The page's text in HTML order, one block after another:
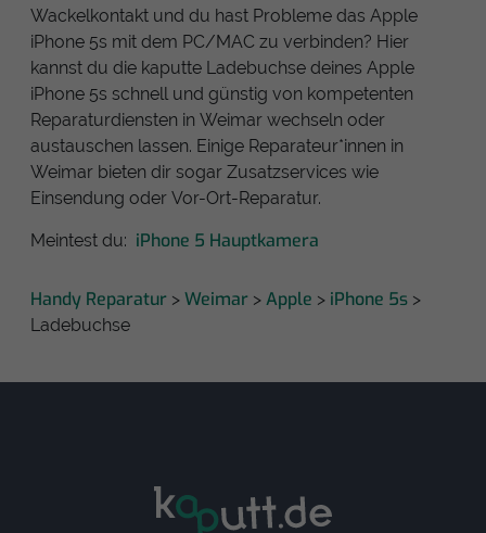
Wackelkontakt und du hast Probleme das Apple
iPhone 5s mit dem PC/MAC zu verbinden? Hier
kannst du die kaputte Ladebuchse deines Apple
iPhone 5s schnell und günstig von kompetenten
Reparaturdiensten in Weimar wechseln oder
austauschen lassen. Einige Reparateur*innen in
Weimar bieten dir sogar Zusatzservices wie
Einsendung oder Vor-Ort-Reparatur.
Meintest du: iPhone 5 Hauptkamera
Handy Reparatur > Weimar > Apple > iPhone 5s >
Ladebuchse